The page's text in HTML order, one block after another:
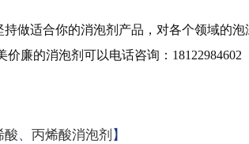
持做适合你的消泡剂产品，对各个领域的
价廉的消泡剂可以电话咨询： 18122984602
酸、 丙烯酸消泡剂 】